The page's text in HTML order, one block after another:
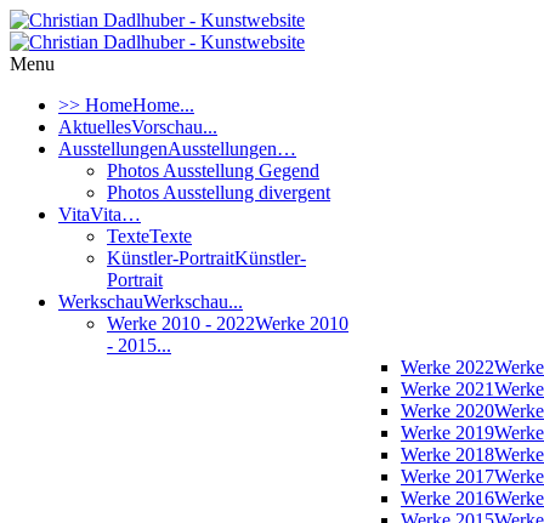
Menu
>> HomeHome...
AktuellesVorschau...
AusstellungenAusstellungen…
Photos Ausstellung Gegend
Photos Ausstellung divergent
VitaVita…
TexteTexte
Künstler-PortraitKünstler-
Portrait
WerkschauWerkschau...
Werke 2010 - 2022Werke 2010
- 2015...
Werke 2022
Werke 2021
Werke 2020
Werke 2019
Werke 2018
Werke 2017
Werke 2016